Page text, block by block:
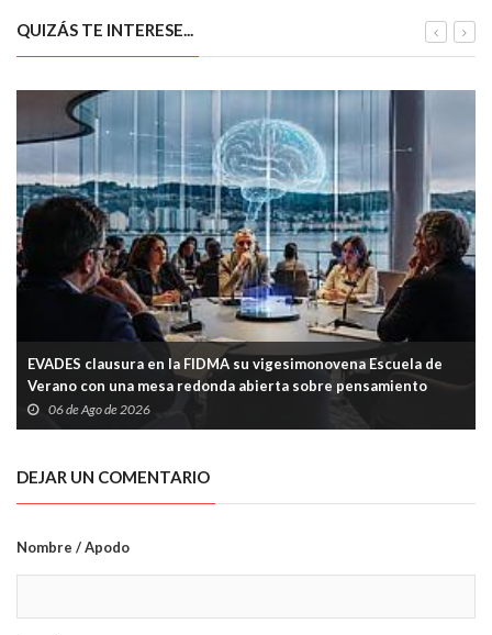
QUIZÁS TE INTERESE...
EVADES clausura en la FIDMA su vigesimonovena Escuela de
Verano con una mesa redonda abierta sobre pensamiento
crítico y tecnología
06 de Ago de 2026
DEJAR UN COMENTARIO
Nombre / Apodo